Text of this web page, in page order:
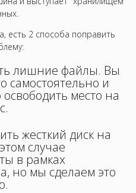
есть 2 способа поправить
лишние файлы. Вы
самостоятельно и
место на
жесткий диск на
случае
в рамках
но мы сделаем это